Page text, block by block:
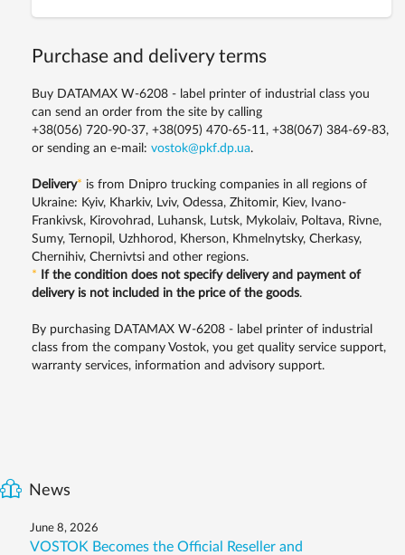
Purchase and delivery terms
Buy DATAMAX W-6208 - label printer of industrial class you
can send an order from the site by calling
+38(056) 720-90-37, +38(095) 470-65-11, +38(067) 384-69-83,
or sending an e-mail: vostok@pkf.dp.ua.
Delivery* is from Dnipro trucking companies in all regions of
Ukraine: Kyiv, Kharkiv, Lviv, Odessa, Zhitomir, Kiev, Ivano-
Frankivsk, Kirovohrad, Luhansk, Lutsk, Mykolaiv, Poltava, Rivne,
Sumy, Ternopil, Uzhhorod, Kherson, Khmelnytsky, Cherkasy,
Chernihiv, Chernivtsi and other regions.
*
If the condition does not specify delivery and payment of
delivery is not included in the price of the goods.
By purchasing DATAMAX W-6208 - label printer of industrial
class from the company Vostok, you get quality service support,
warranty services, information and advisory support.
News
June 8, 2026
VOSTOK Becomes the Official Reseller and